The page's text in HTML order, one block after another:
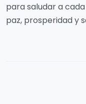
para saludar a
paz, prosperidad y